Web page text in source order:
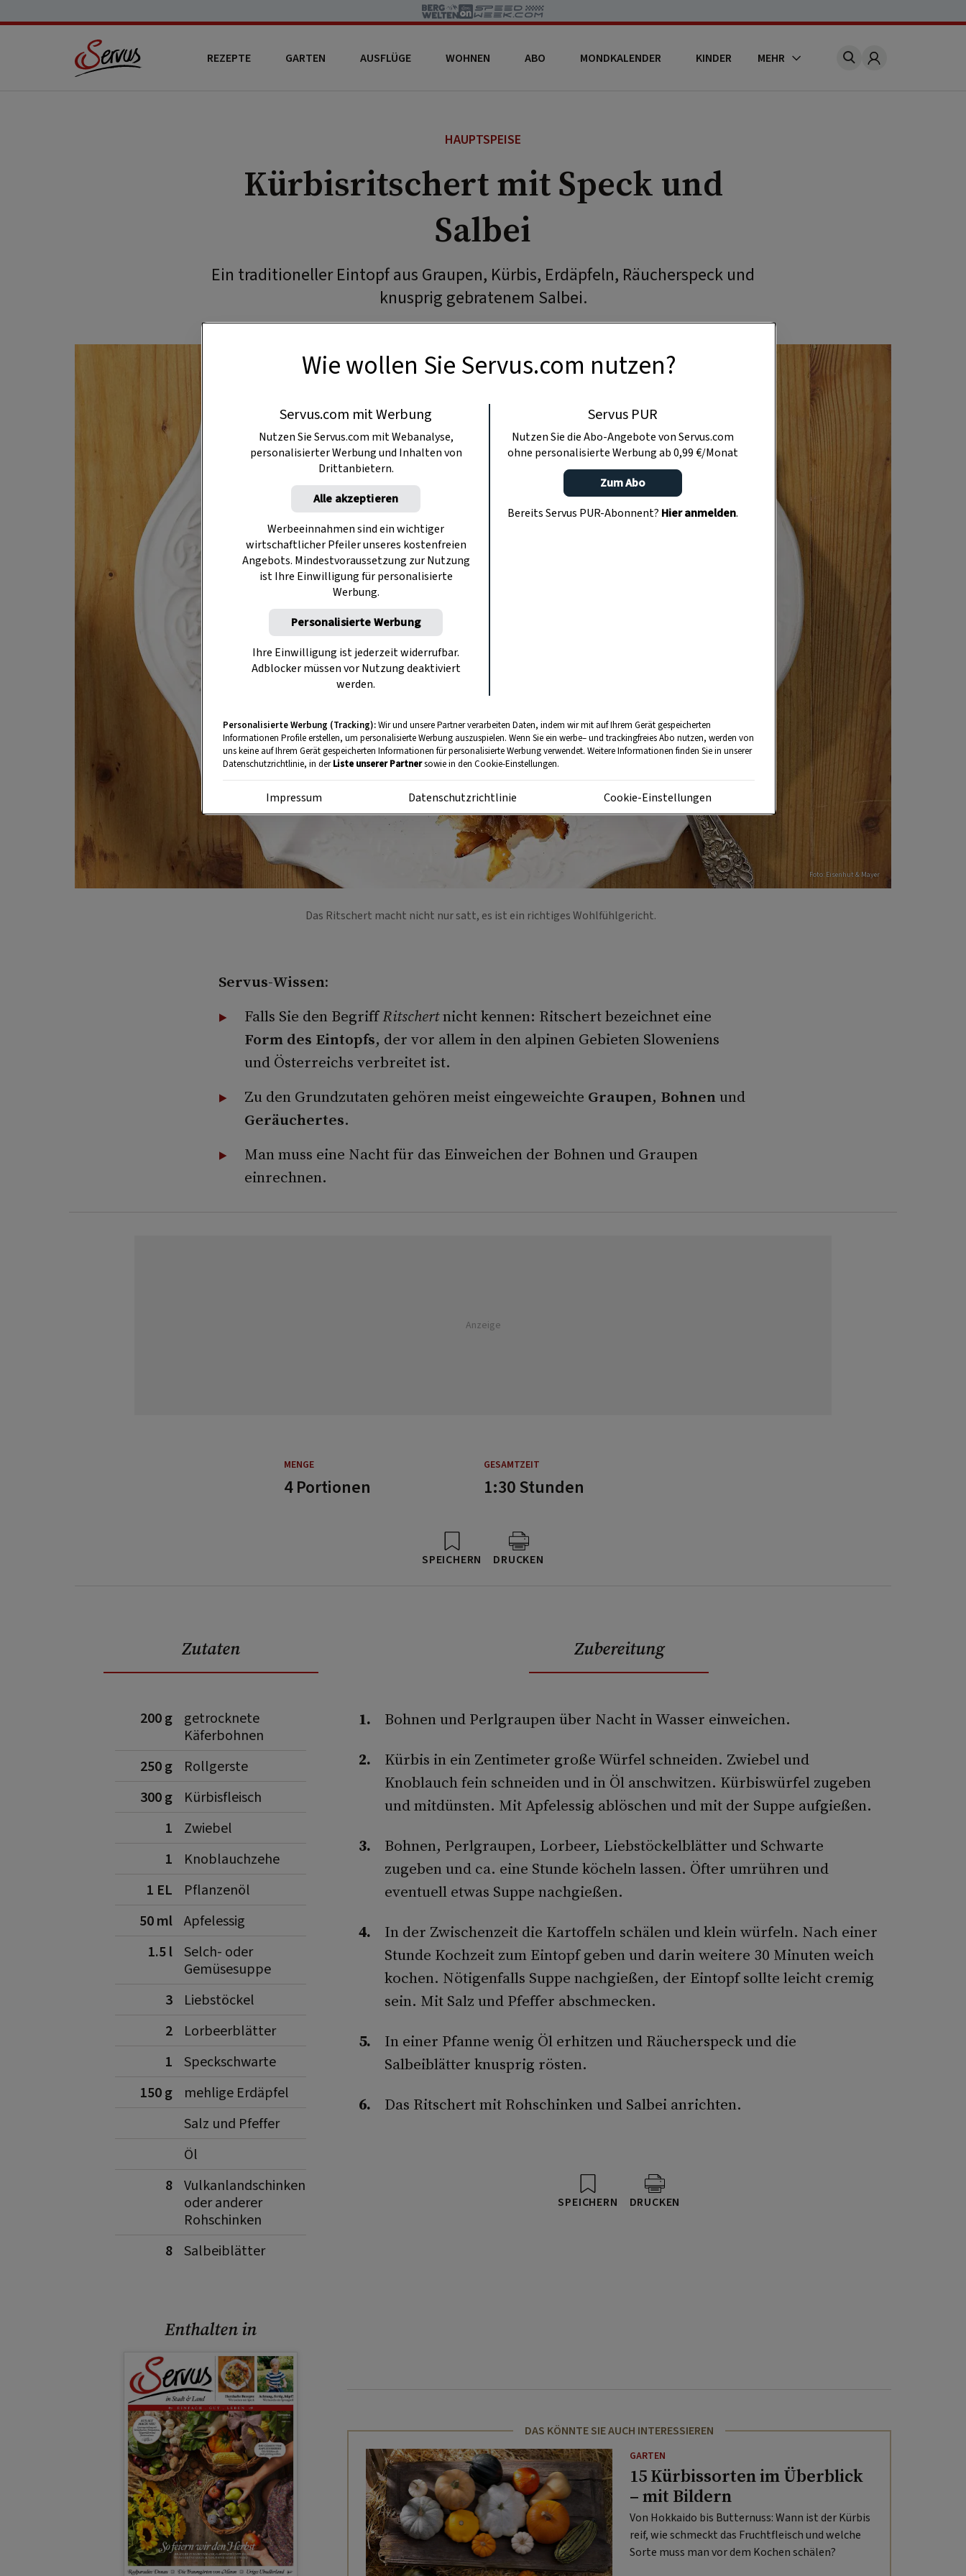
REZEPTE GARTEN AUSFLÜGE WOHNEN ABO MONDKALENDER KINDER MEHR Account
HAUPTSPEISE
Kürbisritschert mit Speck und
Salbei
Ein traditioneller Eintopf aus Graupen, Kürbis, Erdäpfeln, Räucherspeck und
knusprig gebratenem Salbei.
Foto: Eisenhut & Mayer
Das Ritschert macht nicht nur satt, es ist ein richtiges Wohlfühlgericht.
Servus-Wissen:
Falls Sie den BegriffRitschertnicht kennen: Ritschert bezeichnet eine
Form des Eintopfs, der vor allem in den alpinen Gebieten Sloweniens
und Österreichs verbreitet ist.
Zu den Grundzutaten gehören meist eingeweichte Graupen, Bohnenund
Geräuchertes.
Man muss eine Nacht für das Einweichen der Bohnen und Graupen
einrechnen.
Anzeige
MENGE GESAMTZEIT
4 Portionen 1:30 Stunden
SPEICHERN DRUCKEN
Zutaten
200 g
getrocknete
Käferbohnen
250 g
Rollgerste
300 g
Kürbisfleisch
1
Zwiebel
1
Knoblauchzehe
1 EL
Pflanzenöl
50 ml Apfelessig
1.5 l Selch- oder
Gemüsesuppe
3
Liebstöckel
2
Lorbeerblätter
1
Speckschwarte
150 g
mehlige Erdäpfel
Salz und Pfeffer
Öl
8 Vulkanlandschinken
oder anderer
Rohschinken
8 Salbeiblätter
Enthalten in
Zubereitung
Bohnen und Perlgraupen über Nacht in Wasser einweichen.
Kürbis in ein Zentimeter große Würfel schneiden. Zwiebel und
Knoblauch fein schneiden und in Öl anschwitzen. Kürbiswürfel zugeben
und mitdünsten. Mit Apfelessig ablöschen und mit der Suppe aufgießen.
Bohnen, Perlgraupen, Lorbeer, Liebstöckelblätter und Schwarte
zugeben und ca. eine Stunde köcheln lassen. Öfter umrühren und
eventuell etwas Suppe nachgießen.
In der Zwischenzeit die Kartoffeln schälen und klein würfeln. Nach einer
Stunde Kochzeit zum Eintopf geben und darin weitere 30 Minuten weich
kochen. Nötigenfalls Suppe nachgießen, der Eintopf sollte leicht cremig
sein. Mit Salz und Pfeffer abschmecken.
In einer Pfanne wenig Öl erhitzen und Räucherspeck und die
Salbeiblätter knusprig rösten.
Das Ritschert mit Rohschinken und Salbei anrichten.
SPEICHERN DRUCKEN
DAS KÖNNTE SIE AUCH INTERESSIEREN
GARTEN
15 Kürbissorten im Überblick
– mit Bildern
Von Hokkaido bis Butternuss: Wann ist der Kürbis
reif, wie schmeckt das Fruchtfleisch und welche
Sorte muss man vor dem Kochen schälen?
Wie wollen Sie Servus.com nutzen?
Servus.com mit Werbung
Nutzen Sie Servus.com mit Webanalyse,
personalisierter Werbung und Inhalten von
Drittanbietern.
Alle akzeptieren
Werbeeinnahmen sind ein wichtiger
wirtschaftlicher Pfeiler unseres kostenfreien
Angebots. Mindestvoraussetzung zur Nutzung
ist Ihre Einwilligung für personalisierte
Werbung.
Personalisierte Werbung
Ihre Einwilligung ist jederzeit widerrufbar.
Adblocker müssen vor Nutzung deaktiviert
werden.
Servus PUR
Nutzen Sie die Abo-Angebote von Servus.com
ohne personalisierte Werbung ab 0,99 €/Monat
Zum Abo
Bereits Servus PUR-Abonnent? Hier anmelden.
Personalisierte Werbung (Tracking):Wir und unsere Partner verarbeiten Daten, indem wir mit auf Ihrem Gerät gespeicherten
Informationen Profile erstellen, um personalisierte Werbung auszuspielen. Wenn Sie ein werbe– und trackingfreies Abo nutzen, werden von
uns keine auf Ihrem Gerät gespeicherten Informationen für personalisierte Werbung verwendet. Weitere Informationen finden Sie in unserer
Datenschutzrichtlinie, in derListe unserer Partnersowie in den Cookie-Einstellungen.
Impressum Datenschutzrichtlinie Cookie-Einstellungen